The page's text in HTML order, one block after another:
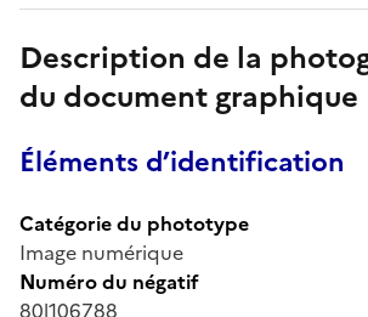
Description de la
du document graphique
Éléments d’identification
Catégorie du phototype
Image numérique
Numéro du négatif
80l106788